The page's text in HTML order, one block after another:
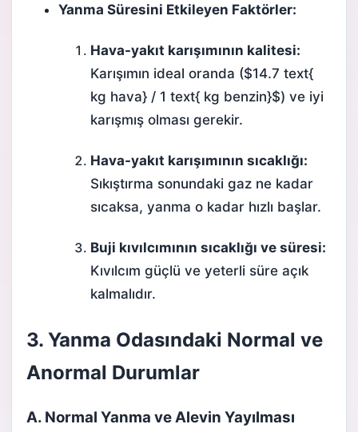
Yanma Süresini Etkileyen Faktörler:
Hava-yakıt karışımının kalitesi:
Karışımın ideal oranda ($14.7 text{
kg hava} / 1 text{ kg benzin}$) ve iyi
karışmış olması gerekir.
Hava-yakıt karışımının sıcaklığı:
Sıkıştırma sonundaki gaz ne kadar
sıcaksa, yanma o kadar hızlı başlar.
Buji kıvılcımının sıcaklığı ve süresi:
Kıvılcım güçlü ve yeterli süre açık
kalmalıdır.
3. Yanma Odasındaki Normal ve
Anormal Durumlar
A. Normal Yanma ve Alevin Yayılması